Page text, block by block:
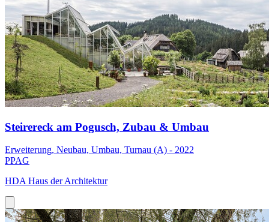
Steirereck am Pogusch, Zubau & Umbau
Erweiterung, Neubau, Umbau, Turnau (A) - 2022
PPAG
HDA Haus der Architektur